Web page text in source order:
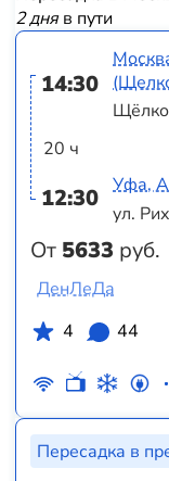
2 дняв пути
14:30
20 ч
12:30
От 5633 руб.
Уфа,
ул.
ДенЛеДа
4
44
Пересадка в